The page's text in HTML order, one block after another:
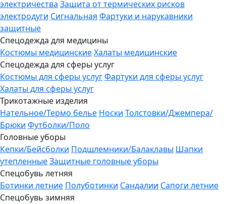
электричества Защита от термических рисков
электродуги Сигнальная Фартуки и нарукавники
защитные
Спецодежда для медицины
Костюмы медицинскиеХалаты медицинские
Спецодежда для сферы услуг
Костюмы для сферы услугФартуки для сферы услуг
Халаты для сферы услуг
Трикотажные изделия
Нательное/Термо белье Носки Толстовки/Джемпера/
Брюки Футболки/Поло
Головные уборы
Кепки/Бейсболки Подшлемники/Балаклавы Шапки
утепленныеЗащитные головные уборы
Спецобувь летняя
Ботинки летние Полуботинки Сандалии Сапоги летние
Спецобувь зимняя